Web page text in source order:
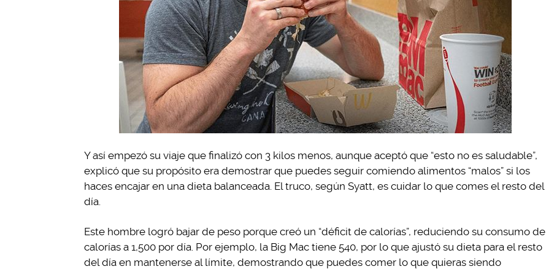
Y así empezó su viaje que finalizó con 3 kilos menos, aunque aceptó que “esto no es saludable”,
explicó que su propósito era demostrar que puedes seguir comiendo alimentos “malos” si los
haces encajar en una dieta balanceada. El truco, según Syatt, es cuidar lo que comes el resto del
día.
Este hombre logró bajar de peso porque creó un “déficit de calorías”, reduciendo su consumo de
calorías a 1,500 por día. Por ejemplo, la Big Mac tiene 540, por lo que ajustó su dieta para el resto
del día en mantenerse al límite, demostrando que puedes comer lo que quieras siendo